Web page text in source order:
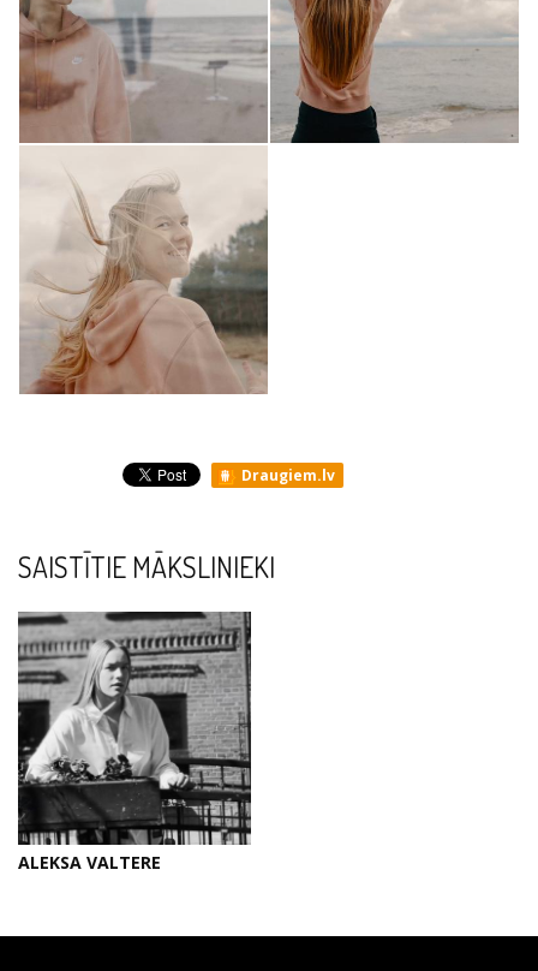
Draugiem.lv
SAISTĪTIE MĀKSLINIEKI
ALEKSA VALTERE